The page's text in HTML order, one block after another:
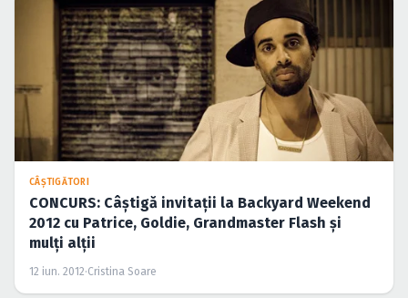
CÂŞTIGĂTORI
CONCURS: Câştigă invitaţii la Backyard Weekend
2012 cu Patrice, Goldie, Grandmaster Flash şi
mulţi alţii
12 iun. 2012·Cristina Soare